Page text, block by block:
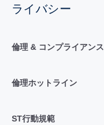
ライバシー
倫理 & コンプライアンス
倫理ホットライン
ST行動規範